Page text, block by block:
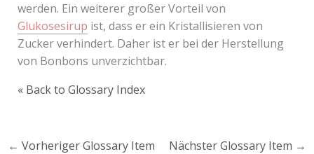
werden. Ein weiterer großer Vorteil von
Glukosesirup ist, dass er ein Kristallisieren von
Zucker verhindert. Daher ist er bei der Herstellung
von Bonbons unverzichtbar.
« Back to Glossary Index
← Vorheriger Glossary Item Nächster Glossary Item →